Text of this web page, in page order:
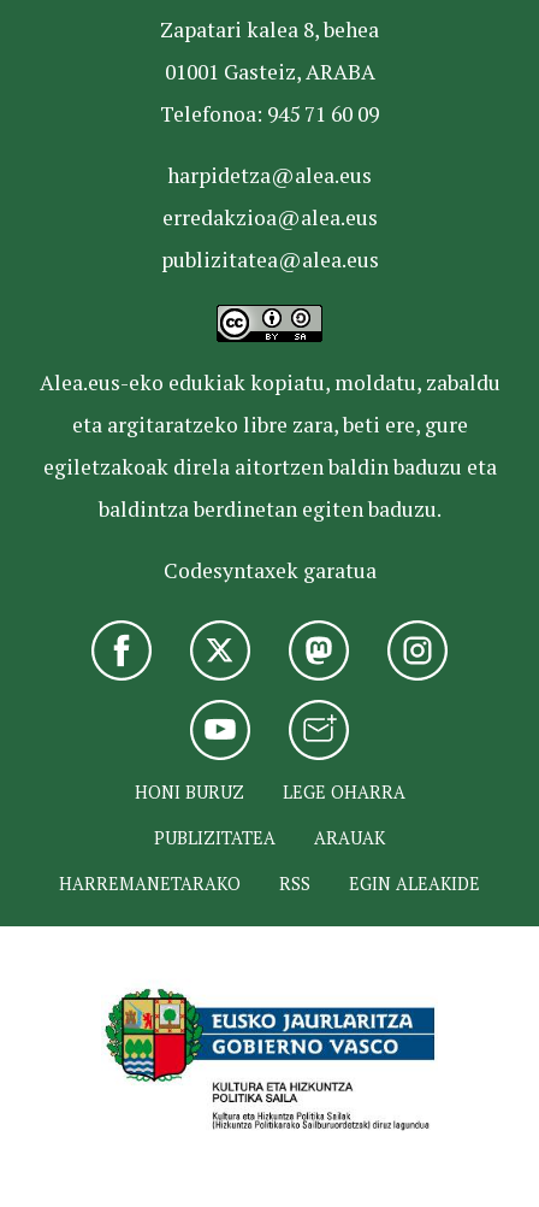
Zapatari kalea 8, behea
01001 Gasteiz, ARABA
Telefonoa: 945 71 60 09
harpidetza@alea.eus
erredakzioa@alea.eus
publizitatea@alea.eus
Alea.eus-eko edukiak kopiatu, moldatu, zabaldu
eta argitaratzeko libre zara, beti ere, gure
egiletzakoak direla aitortzen baldin baduzu eta
baldintza berdinetan egiten baduzu.
Codesyntaxek garatua
HONI BURUZ
LEGE OHARRA
PUBLIZITATEA
ARAUAK
HARREMANETARAKO
RSS EGIN ALEAKIDE